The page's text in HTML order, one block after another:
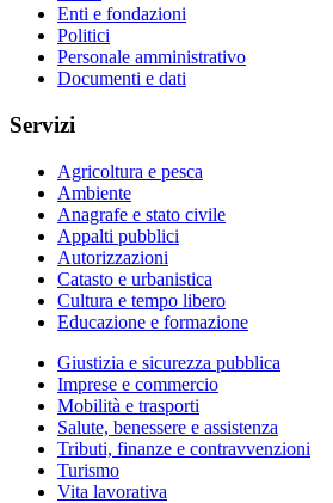
Enti e fondazioni
Politici
Personale amministrativo
Documenti e dati
Servizi
Agricoltura e pesca
Ambiente
Anagrafe e stato civile
Appalti pubblici
Autorizzazioni
Catasto e urbanistica
Cultura e tempo libero
Educazione e formazione
Giustizia e sicurezza pubblica
Imprese e commercio
Mobilità e trasporti
Salute, benessere e assistenza
Tributi, finanze e contravvenzioni
Turismo
Vita lavorativa